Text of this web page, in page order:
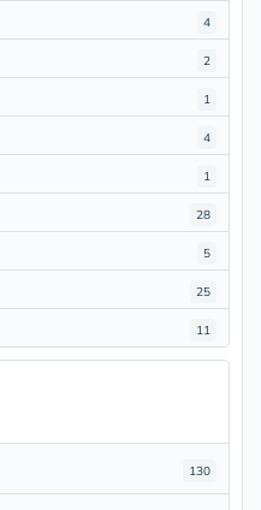
4
2
1
4
1
28
5
25
11
130